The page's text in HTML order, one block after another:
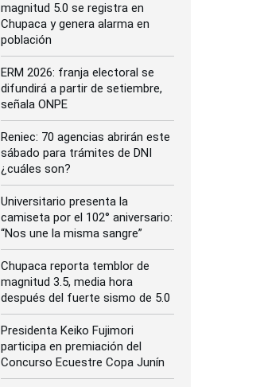
magnitud 5.0 se registra en
Chupaca y genera alarma en
población
ERM 2026: franja electoral se
difundirá a partir de setiembre,
señala ONPE
Reniec: 70 agencias abrirán este
sábado para trámites de DNI
¿cuáles son?
Universitario presenta la
camiseta por el 102° aniversario:
“Nos une la misma sangre”
Chupaca reporta temblor de
magnitud 3.5, media hora
después del fuerte sismo de 5.0
Presidenta Keiko Fujimori
participa en premiación del
Concurso Ecuestre Copa Junín